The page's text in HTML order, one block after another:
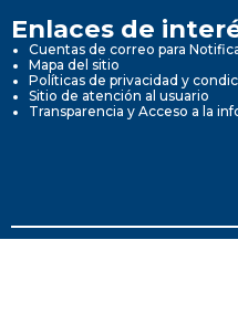
Enlaces de
Cuentas de correo para
Mapa del sitio
Políticas de privacidad y
Sitio de atención al usuario
Transparencia y Acceso a la